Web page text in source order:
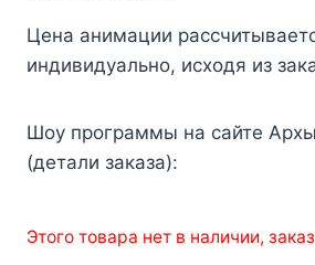
Цена анимации
индивидуально, исходя из
Шоу программы на сайте
(детали заказа):
Этого товара нет в наличии,